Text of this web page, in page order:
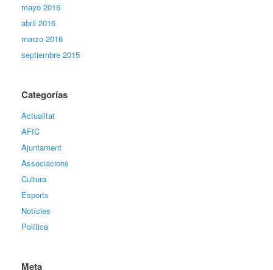
mayo 2016
abril 2016
marzo 2016
septiembre 2015
Categorías
Actualitat
AFIC
Ajuntament
Associacions
Cultura
Esports
Notícies
Política
Meta